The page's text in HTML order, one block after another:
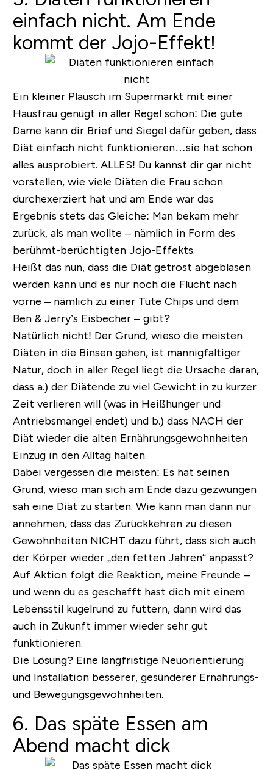
einfach nicht. Am Ende
kommt der Jojo-Effekt!
Ein kleiner Plausch im Supermarkt mit einer
Hausfrau genügt in aller Regel schon: Die gute
Dame kann dir Brief und Siegel dafür geben, dass
Diät einfach nicht funktionieren…sie hat schon
alles ausprobiert. ALLES! Du kannst dir gar nicht
vorstellen, wie viele Diäten die Frau schon
durchexerziert hat und am Ende war das
Ergebnis stets das Gleiche: Man bekam mehr
zurück, als man wollte – nämlich in Form des
berühmt-berüchtigten Jojo-Effekts.
Heißt das nun, dass die Diät getrost abgeblasen
werden kann und es nur noch die Flucht nach
vorne – nämlich zu einer Tüte Chips und dem
Ben & Jerry’s Eisbecher – gibt?
Natürlich nicht! Der Grund, wieso die meisten
Diäten in die Binsen gehen, ist mannigfaltiger
Natur, doch in aller Regel liegt die Ursache daran,
dass a.) der Diätende zu viel Gewicht in zu kurzer
Zeit verlieren will (was in Heißhunger und
Antriebsmangel endet) und b.) dass NACH der
Diät wieder die alten Ernährungsgewohnheiten
Einzug in den Alltag halten.
Dabei vergessen die meisten: Es hat seinen
Grund, wieso man sich am Ende dazu gezwungen
sah eine Diät zu starten. Wie kann man dann nur
annehmen, dass das Zurückkehren zu diesen
Gewohnheiten NICHT dazu führt, dass sich auch
der Körper wieder „den fetten Jahren“ anpasst?
Auf Aktion folgt die Reaktion, meine Freunde –
und wenn du es geschafft hast dich mit einem
Lebensstil kugelrund zu futtern, dann wird das
auch in Zukunft immer wieder sehr gut
funktionieren.
Die Lösung? Eine langfristige Neuorientierung
und Installation besserer, gesünderer Ernährungs-
und Bewegungsgewohnheiten.
6. Das späte Essen am
Abend macht dick